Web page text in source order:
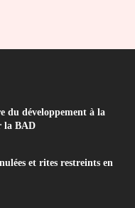
du développement à la
la BAD
et rites restreints en